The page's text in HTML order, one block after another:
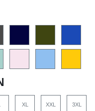
XL XXL 3XL